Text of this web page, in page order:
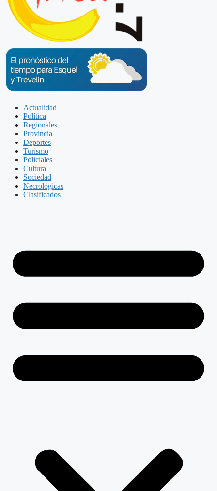
Actualidad
Política
Regionales
Provincia
Deportes
Turismo
Policiales
Cultura
Sociedad
Necrológicas
Clasificados